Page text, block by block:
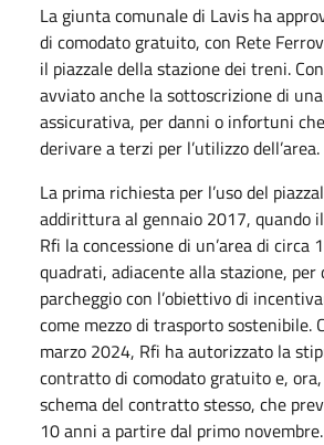
La giunta comunale di Lavis ha
di comodato gratuito, con Rete
il piazzale della stazione dei treni.
avviato anche la sottoscrizione di
assicurativa, per danni o infortuni
derivare a terzi per l’utilizzo dell’area.
La prima richiesta per l’uso del
addirittura al gennaio 2017, quando
Rfi la concessione di un’area di circa
quadrati, adiacente alla stazione, per
parcheggio con l’obiettivo di
come mezzo di trasporto sostenibile.
marzo 2024, Rfi ha autorizzato la
contratto di comodato gratuito e,
schema del contratto stesso, che
10 anni a partire dal primo novembre.